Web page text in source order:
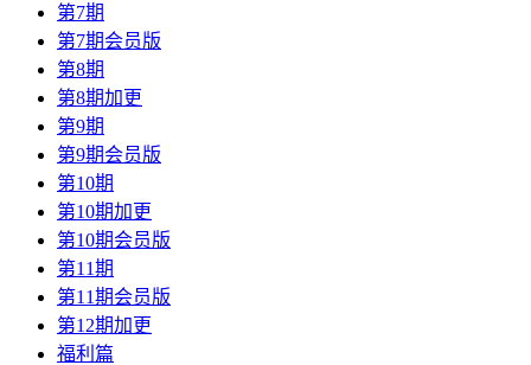
第7期
第7期会员版
第8期
第8期加更
第9期
第9期会员版
第10期
第10期加更
第10期会员版
第11期
第11期会员版
第12期加更
福利篇